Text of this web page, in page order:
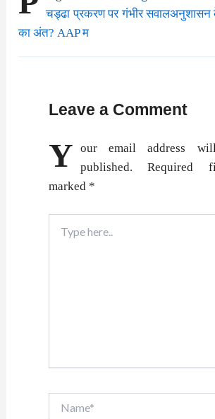
चड्ढा प्रकरण पर गंभीर
का अंत? AAP म
Leave a Comment
Y our email address
published.
Required
marked *
here..